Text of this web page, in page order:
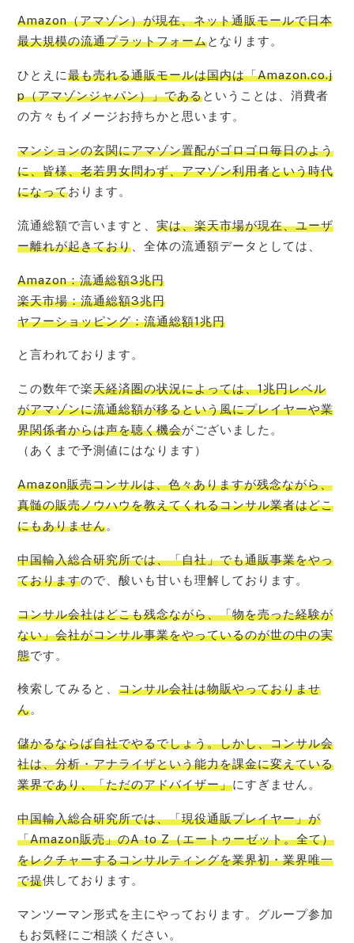
Amazon（アマゾン）が現在、ネット通販モールで日本
最大規模の流通プラットフォームとなります。
ひとえに最も売れる通販モールは国内は「Amazon.co.j
p（アマゾンジャパン）」であるということは、消費者
の方々もイメージお持ちかと思います。
マンションの玄関にアマゾン置配がゴロゴロ毎日のよう
に、皆様、老若男女問わず、アマゾン利用者という時代
になっております。
流通総額で言いますと、実は、楽天市場が現在、ユーザ
ー離れが起きており 、全体の流通額データとしては、
Amazon：流通総額3兆円
楽天市場：流通総額3兆円
ヤフーショッピング：流通総額1兆円
と言われております。
この数年で楽天経済圏の状況によっては、1兆円レベル
がアマゾンに流通総額が移るという風にプレイヤーや業
界関係者からは声を聴く機会がございました。
（あくまで予測値にはなります）
Amazon販売コンサルは、色々ありますが残念ながら、
真髄の販売ノウハウを教えてくれるコンサル業者はどこ
にもありません。
中国輸入総合研究所では、「自社」でも通販事業をやっ
ておりますので、酸いも甘いも理解しております。
コンサル会社はどこも残念ながら、「物を売った経験が
ない」会社がコンサル事業をやっているのが世の中の実
態です。
検索してみると、コンサル会社は物販やっておりませ
ん。
儲かるならば自社でやるでしょう。しかし、コンサル会
社は、分析・アナライザという能力を課金に変えている
業界であり、「ただのアドバイザー」にすぎません。
中国輸入総合研究所では、「現役通販プレイヤー」が
「Amazon販売」のA to Z（エートゥーゼット。全て）
をレクチャーするコンサルティングを業界初・業界唯一
で提供しております。
マンツーマン形式を主にやっております。グループ参加
もお気軽にご相談ください。